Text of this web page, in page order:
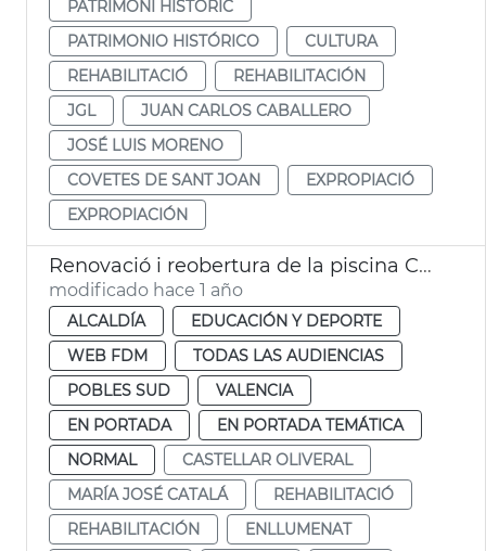
PATRIMONI HISTÒRIC
PATRIMONIO HISTÓRICO
CULTURA
REHABILITACIÓ
REHABILITACIÓN
JGL
JUAN CARLOS CABALLERO
JOSÉ LUIS MORENO
COVETES DE SANT JOAN
EXPROPIACIÓ
EXPROPIACIÓN
Renovació i reobertura de la piscina Castellar després de la dana
modificado hace 1 año
ALCALDÍA
EDUCACIÓN Y DEPORTE
WEB FDM
TODAS LAS AUDIENCIAS
POBLES SUD
VALENCIA
EN PORTADA
EN PORTADA TEMÁTICA
NORMAL
CASTELLAR OLIVERAL
MARÍA JOSÉ CATALÁ
REHABILITACIÓ
REHABILITACIÓN
ENLLUMENAT